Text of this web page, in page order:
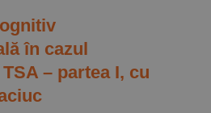
în cazul
– partea I, cu